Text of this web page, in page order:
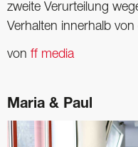
zweite Verurteilung
Verhalten innerhalb
von ff media
Maria & Paul